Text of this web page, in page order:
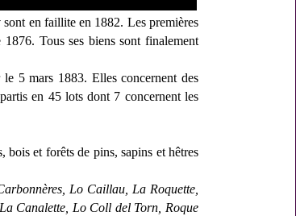
sont en faillite en 1882. Les premières
Tous ses biens sont finalement
5 mars 1883. Elles concernent des
en 45 lots dont 7 concernent les
bois et forêts de pins, sapins et hêtres
Lo Caillau, La Roquette,
Canalette, Lo Coll del Torn, Roque